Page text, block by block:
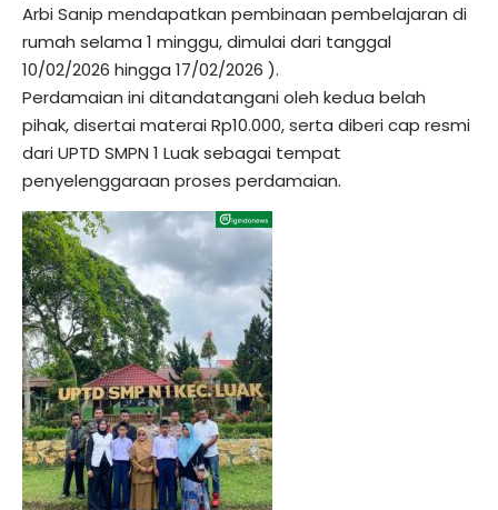
Arbi Sanip mendapatkan pembinaan pembelajaran di
rumah selama 1 minggu, dimulai dari tanggal
10/02/2026 hingga 17/02/2026 ).
Perdamaian ini ditandatangani oleh kedua belah
pihak, disertai materai Rp10.000, serta diberi cap resmi
dari UPTD SMPN 1 Luak sebagai tempat
penyelenggaraan proses perdamaian.